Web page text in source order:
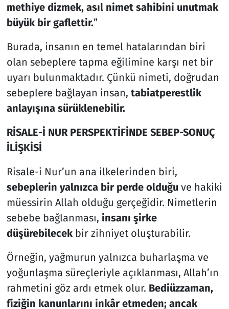
methiye dizmek, asıl nimet sahibini unutmak
büyük bir gaflettir.”
Burada, insanın en temel hatalarından biri
olan sebeplere tapma eğilimine karşı net bir
uyarı bulunmaktadır. Çünkü nimeti, doğrudan
sebeplere bağlayan insan, tabiatperestlik
anlayışına sürüklenebilir.
RİSALE-İ NUR PERSPEKTİFİNDE SEBEP-SONUÇ
İLİŞKİSİ
Risale-i Nur’un ana ilkelerinden biri,
sebeplerin yalnızca bir perde olduğu ve hakiki
müessirin Allah olduğu gerçeğidir. Nimetlerin
sebebe bağlanması, insanı şirke
düşürebilecek bir zihniyet oluşturabilir.
Örneğin, yağmurun yalnızca buharlaşma ve
yoğunlaşma süreçleriyle açıklanması, Allah’ın
rahmetini göz ardı etmek olur. Bediüzzaman,
fiziğin kanunlarını inkâr etmeden; ancak